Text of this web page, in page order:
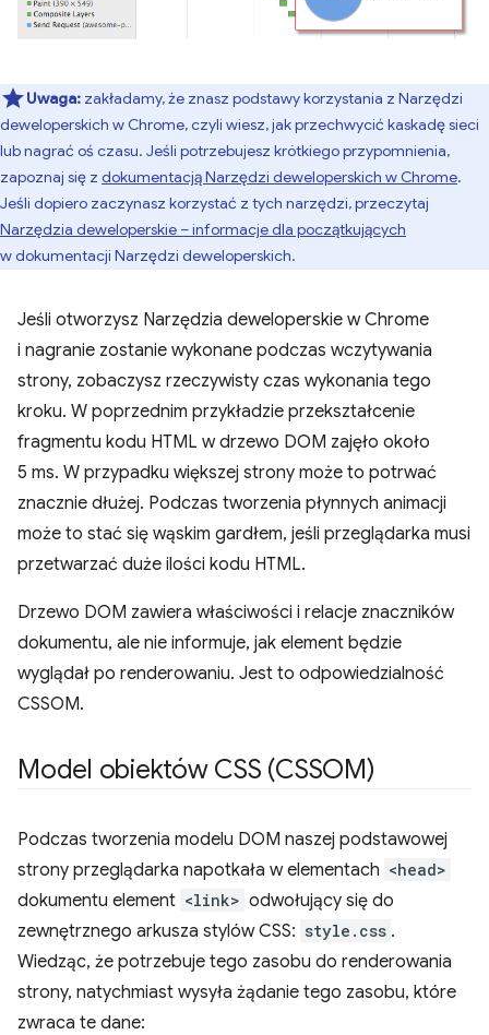
Uwaga: zakładamy, że znasz podstawy korzystania z Narzędzi
deweloperskich w Chrome, czyli wiesz, jak przechwycić kaskadę sieci
lub nagrać oś czasu. Jeśli potrzebujesz krótkiego przypomnienia,
zapoznaj się z dokumentacją Narzędzi deweloperskich w Chrome.
Jeśli dopiero zaczynasz korzystać z tych narzędzi, przeczytaj
Narzędzia deweloperskie – informacje dla początkujących
w dokumentacji Narzędzi deweloperskich.
Jeśli otworzysz Narzędzia deweloperskie w Chrome
i nagranie zostanie wykonane podczas wczytywania
strony, zobaczysz rzeczywisty czas wykonania tego
kroku. W poprzednim przykładzie przekształcenie
fragmentu kodu HTML w drzewo DOM zajęło około
5 ms. W przypadku większej strony może to potrwać
znacznie dłużej. Podczas tworzenia płynnych animacji
może to stać się wąskim gardłem, jeśli przeglądarka musi
przetwarzać duże ilości kodu HTML.
Drzewo DOM zawiera właściwości i relacje znaczników
dokumentu, ale nie informuje, jak element będzie
wyglądał po renderowaniu. Jest to odpowiedzialność
CSSOM.
Model obiektów CSS (CSSOM)
Podczas tworzenia modelu DOM naszej podstawowej
strony przeglądarka napotkała w elementach <head>
dokumentu element <link> odwołujący się do
zewnętrznego arkusza stylów CSS: style.css .
Wiedząc, że potrzebuje tego zasobu do renderowania
strony, natychmiast wysyła żądanie tego zasobu, które
zwraca te dane: